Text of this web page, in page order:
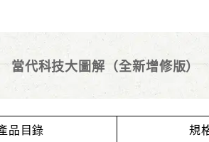
當代科技大圖解（全新增修版）
品目錄 規